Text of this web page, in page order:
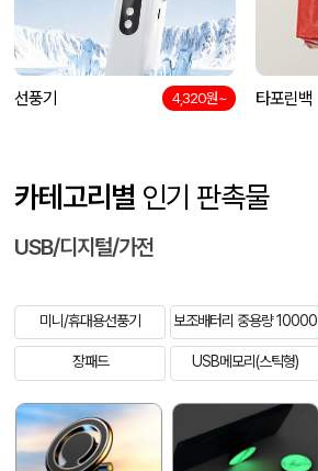
선풍기 4,320원~ 타포린백
카테고리별 인기 판촉물
USB/디지털/가전
미니/휴대용선풍기 보조배터리 중용량 10000
장패드 USB메모리(스틱형)